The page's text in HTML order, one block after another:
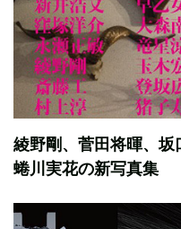
綾野剛、菅田将暉、坂
蜷川実花の新写真集